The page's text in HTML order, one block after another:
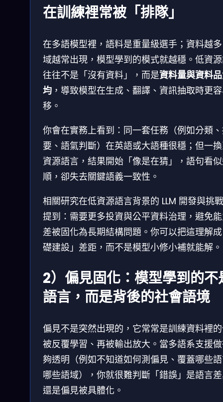
在訓練裡常被「排隊」
在多語模型裡，語料是重量級選手；資料越
域越常出現，模型學到的模式就越穩。低資
往往不是「沒有資料」，而是資料量與資料
均 ，導致模型在生成、翻譯、資訊抽取時更
移。
你會在實務上看到：同一套任務（例如分類
要、語氣判斷）在英語或大語種很穩；但一
資源語言，結果開始「像是在猜」，語句看
順，卻失去關鍵語義一致性。
相關研究在低資源語言背景的 LLM 開發與挑
提到：需要更多投資與公平資料治理，避免
差被固化為長期結構問題。你可以把這理解
礎建設」差距，而不是模型小修小補就能解。
2）偏見固化：模型學到的不
語言，而是背後的社會語境
偏見不是突然出現的，它常常是訓練資料裡
被反覆學習、再被輸出放大。當多語系支援
夠透明（例如不知道如何測偏見、覆蓋哪些
哪些語域），你就很難判斷「錯誤」是語言
還是偏見被具體化。